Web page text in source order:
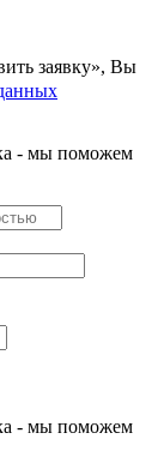
заявку», Вы
- мы поможем
- мы поможем